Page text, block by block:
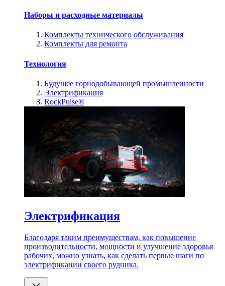
Наборы и расходные материалы
Комплекты технического обслуживания
Комплекты для ремонта
Технология
Будущее горнодобывающей промышленности
Электрификация
RockPulse®
Электрификация
Благодаря таким преимуществам, как повышение
производительности, мощности и улучшение здоровья
рабочих, можно узнать, как сделать первые шаги по
электрификации своего рудника.